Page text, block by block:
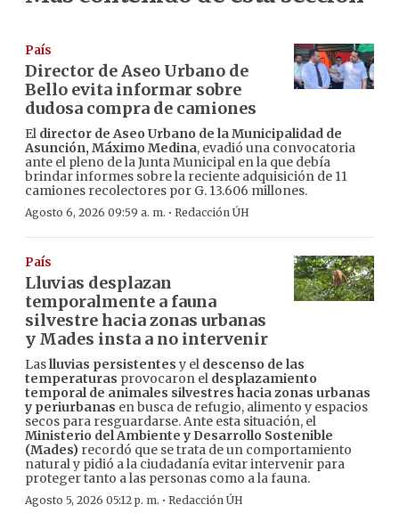
País
Director de Aseo Urbano de
Bello evita informar sobre
dudosa compra de camiones
El director de Aseo Urbano de la Municipalidad de
Asunción, Máximo Medina, evadió una convocatoria
ante el pleno de la Junta Municipal en la que debía
brindar informes sobre la reciente adquisición de 11
camiones recolectores por G. 13.606 millones.
Agosto 6, 2026 09:59 a. m. · Redacción ÚH
País
Lluvias desplazan
temporalmente a fauna
silvestre hacia zonas urbanas
y Mades insta a no intervenir
Laslluvias persistentes y el descenso de las
temperaturas provocaron el desplazamiento
temporal de animales silvestres hacia zonas urbanas
y periurbanas en busca de refugio, alimento y espacios
secos para resguardarse. Ante esta situación, el
Ministerio del Ambiente y Desarrollo Sostenible
(Mades) recordó que se trata de un comportamiento
natural y pidió a la ciudadanía evitar intervenir para
proteger tanto a las personas como a la fauna.
Agosto 5, 2026 05:12 p. m. · Redacción ÚH